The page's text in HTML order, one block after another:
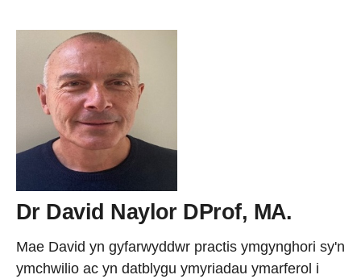
Dr David Naylor DProf, MA.
Mae David yn gyfarwyddwr practis ymgynghori sy'n
ymchwilio ac yn datblygu ymyriadau ymarferol i